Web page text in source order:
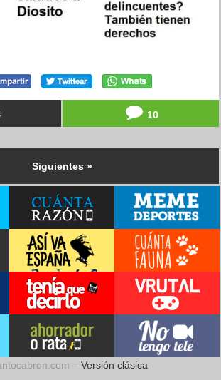
10
Siguientes »
– Versión clásica